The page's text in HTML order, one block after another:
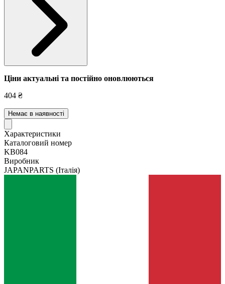
Ціни актуальні та постійно оновлюються
404 ₴
Немає в наявності
Характеристики
Каталоговий номер
KB084
Виробник
JAPANPARTS (Італія)